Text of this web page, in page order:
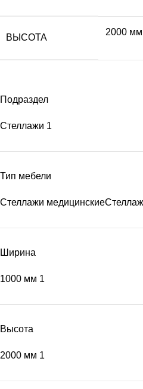
Подраздел
Стеллажи 1
Тип мебели
Стеллажи медицинские
Ширина
1000 мм 1
Высота
2000 мм 1
ВЫСОТА
2000 мм